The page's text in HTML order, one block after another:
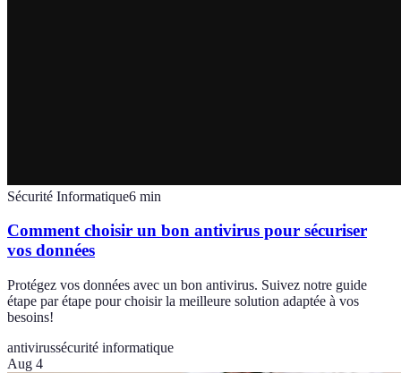
Sécurité Informatique6 min
Comment choisir un bon antivirus pour sécuriser
vos données
Protégez vos données avec un bon antivirus. Suivez notre guide
étape par étape pour choisir la meilleure solution adaptée à vos
besoins!
antivirussécurité informatique
Aug 4